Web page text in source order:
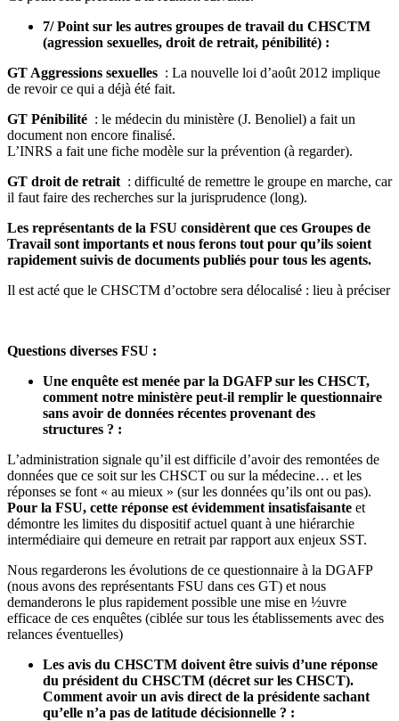
7/ Point sur les autres groupes de travail du CHSCTM
(agression sexuelles, droit de retrait, pénibilité) :
GT Aggressions sexuelles : La nouvelle loi d’août 2012 implique
de revoir ce qui a déjà été fait.
GT Pénibilité : le médecin du ministère (J. Benoliel) a fait un
document non encore finalisé.
L’INRS a fait une fiche modèle sur la prévention (à regarder).
GT droit de retrait : difficulté de remettre le groupe en marche, car
il faut faire des recherches sur la jurisprudence (long).
Les représentants de la FSU considèrent que ces Groupes de
Travail sont importants et nous ferons tout pour qu’ils soient
rapidement suivis de documents publiés pour tous les agents.
Il est acté que le CHSCTM d’octobre sera délocalisé : lieu à préciser
Questions diverses FSU :
Une enquête est menée par la DGAFP sur les CHSCT,
comment notre ministère peut-il remplir le questionnaire
sans avoir de données récentes provenant des
structures ? :
L’administration signale qu’il est difficile d’avoir des remontées de
données que ce soit sur les CHSCT ou sur la médecine… et les
réponses se font « au mieux » (sur les données qu’ils ont ou pas).
Pour la FSU, cette réponse est évidemment insatisfaisante et
démontre les limites du dispositif actuel quant à une hiérarchie
intermédiaire qui demeure en retrait par rapport aux enjeux SST.
Nous regarderons les évolutions de ce questionnaire à la DGAFP
(nous avons des représentants FSU dans ces GT) et nous
demanderons le plus rapidement possible une mise en ½uvre
efficace de ces enquêtes (ciblée sur tous les établissements avec des
relances éventuelles)
Les avis du CHSCTM doivent être suivis d’une réponse
du président du CHSCTM (décret sur les CHSCT).
Comment avoir un avis direct de la présidente sachant
qu’elle n’a pas de latitude décisionnelle ? :